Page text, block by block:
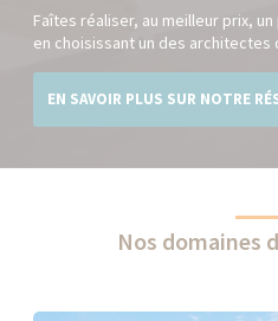
Faîtes réaliser, au meilleur prix,
en choisissant un des architectes
EN SAVOIR PLUS SUR NOTRE
Nos domaines